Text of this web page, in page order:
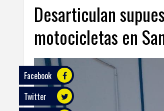
ECONOMÍA
DEPORTES
SALUD
TECNOLOGÍA
Desarticulan
motocicletas en
Facebook
Twitter